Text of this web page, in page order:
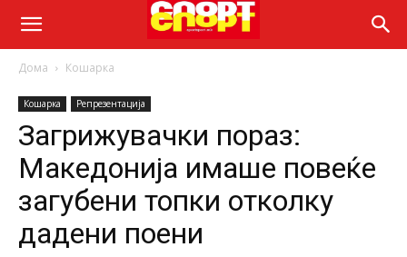
Дома Кошарка
Кошарка Репрезентација
Загрижувачки пораз:
Македонија имаше повеќе
загубени топки отколку
дадени поени